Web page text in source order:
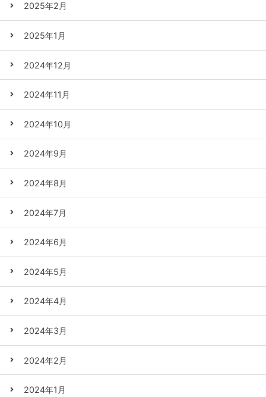
2025年2月
2025年1月
2024年12月
2024年11月
2024年10月
2024年9月
2024年8月
2024年7月
2024年6月
2024年5月
2024年4月
2024年3月
2024年2月
2024年1月